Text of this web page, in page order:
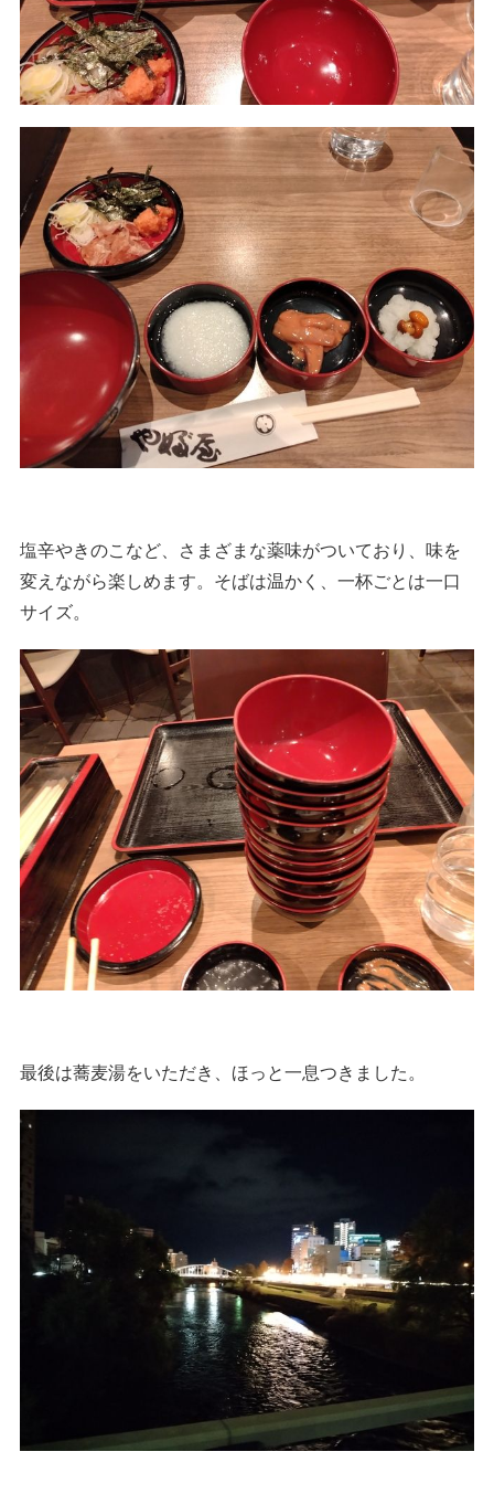
塩辛やきのこなど、さまざまな薬味がついており、味を
変えながら楽しめます。そばは温かく、一杯ごとは一口
サイズ。
最後は蕎麦湯をいただき、ほっと一息つきました。